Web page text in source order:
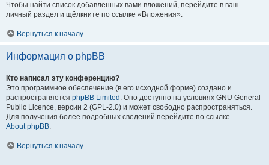
Чтобы найти список добавленных вами вложений, перейдите в ваш
личный раздел и щёлкните по ссылке «Вложения».
Вернуться к началу
Информация о phpBB
Кто написал эту конференцию?
Это программное обеспечение (в его исходной форме) создано и
распространяется phpBB Limited . Оно доступно на условиях GNU General
Public Licence, версии 2 (GPL-2.0) и может свободно распространяться.
Для получения более подробных сведений перейдите по ссылке
About phpBB.
Вернуться к началу